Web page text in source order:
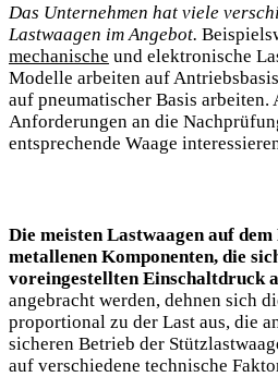
Das Unternehmen hat viele
Lastwaagen im Angebot.
mechanische und elektronische
Modelle arbeiten auf
auf pneumatischer Basis
Anforderungen an die
entsprechende Waage
Die meisten Lastwaagen auf
metallenen Komponenten, die
voreingestellten Einschaltdruck
angebracht werden, dehnen sich
proportional zu der Last aus, die
sicheren Betrieb der
auf verschiedene technische